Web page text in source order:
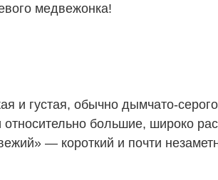
медвежонка!
и густая, обычно дымчато-
относительно большие, широко
— короткий и почти